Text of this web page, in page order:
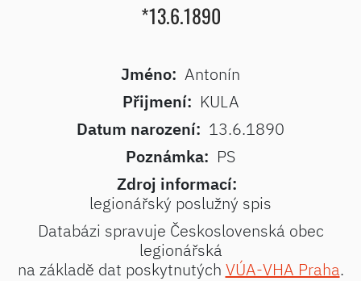
*13.6.1890
Jméno: Antonín
Přijmení: KULA
Datum narození: 13.6.1890
Poznámka: PS
Zdroj informací:
legionářský poslužný spis
Databázi spravuje Československá obec
legionářská
na základě dat poskytnutých VÚA-VHA Praha.